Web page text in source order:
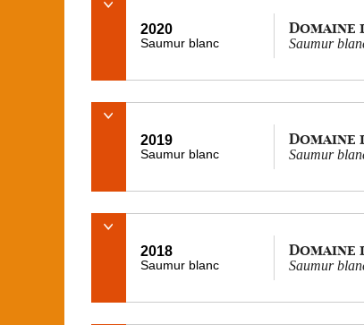
2020
Saumur blanc
Domaine
Saumur
2019
Saumur blanc
Domaine
Saumur
2018
Saumur blanc
Domaine
Saumur